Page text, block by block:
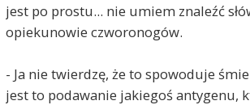
jest po prostu... nie umiem znaleźć
opiekunowie czworonogów.
- Ja nie twierdzę, że to spowoduje
jest to podawanie jakiegoś antygenu,